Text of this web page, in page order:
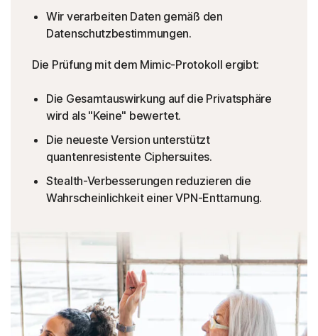
Wir verarbeiten Daten gemäß den
Datenschutzbestimmungen.
Die Prüfung mit dem Mimic-Protokoll ergibt:
Die Gesamtauswirkung auf die Privatsphäre
wird als "Keine" bewertet.
Die neueste Version unterstützt
quantenresistente Ciphersuites.
Stealth-Verbesserungen reduzieren die
Wahrscheinlichkeit einer VPN-Enttarnung.